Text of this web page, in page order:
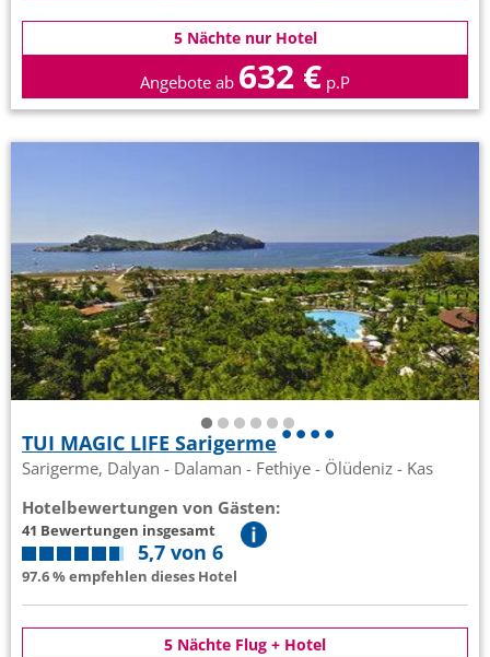
5 Nächte nur Hotel
Angebote ab 632 € p.P
TUI MAGIC LIFE Sarigerme
Sarigerme, Dalyan - Dalaman - Fethiye - Ölüdeniz - Kas
Hotelbewertungen von Gästen:
41 Bewertungen insgesamt
5,7 von 6
97.6 % empfehlen dieses Hotel
5 Nächte Flug + Hotel